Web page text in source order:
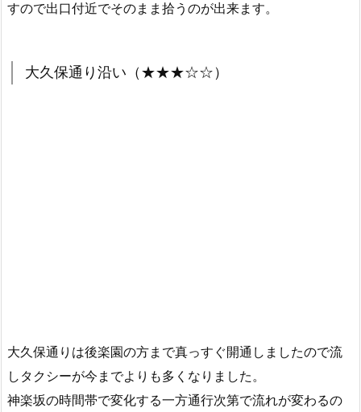
すので出口付近でそのまま拾うのが出来ます。
大久保通り沿い（★★★☆☆）
大久保通りは後楽園の方まで真っすぐ開通しましたので流
しタクシーが今までよりも多くなりました。
神楽坂の時間帯で変化する一方通行次第で流れが変わるの